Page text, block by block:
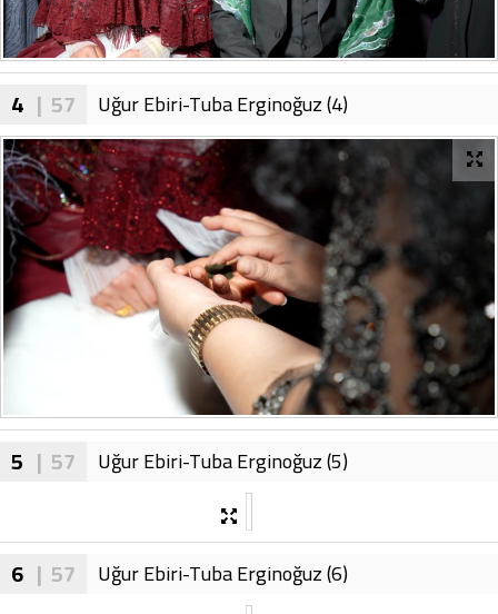
4 | 57 Uğur Ebiri-Tuba Erginoğuz (4)
5 | 57 Uğur Ebiri-Tuba Erginoğuz (5)
6 | 57 Uğur Ebiri-Tuba Erginoğuz (6)